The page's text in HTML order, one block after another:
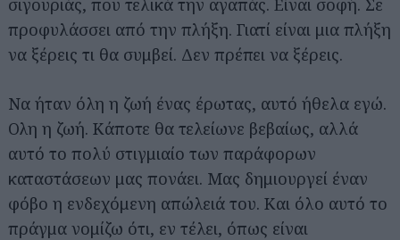
προφυλάσσει από την πλήξη. Γιατί είναι μια πλήξη
να ξέρεις τι θα συμβεί. Δεν πρέπει να ξέρεις.
Να ήταν όλη η ζωή ένας έρωτας, αυτό ήθελα εγώ.
Ολη η ζωή. Κάποτε θα τελείωνε βεβαίως, αλλά
αυτό το πολύ στιγμιαίο των παράφορων
καταστάσεων μας πονάει. Μας δημιουργεί έναν
φόβο η ενδεχόμενη απώλειά του. Και όλο αυτό το
πράγμα νομίζω ότι, εν τέλει, όπως είναι
Αναζήτηση
για...